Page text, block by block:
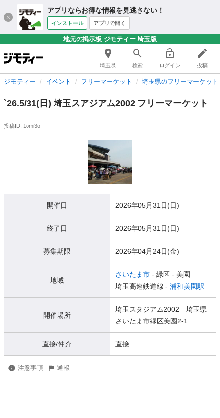
アプリならお得な情報を見逃さない！
インストール アプリで開く
地元の掲示板 ジモティー 埼玉版
埼玉県 検索 ログイン 投稿
ジモティー イベント フリーマーケット 埼玉県のフリーマーケット
`26.5/31(日) 埼玉スアジアム2002 フリーマーケット
投稿ID: 1omi3o
開催日 2026年05月31日(日)
終了日 2026年05月31日(日)
募集期限 2026年04月24日(金)
地域
さいたま市 - 緑区 - 美園
埼玉高速鉄道線 - 浦和美園駅
開催場所
埼玉スタジアム2002 埼玉県
さいたま市緑区美園2-1
直接/仲介 直接
注意事項 通報